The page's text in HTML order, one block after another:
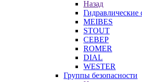
Назад
Гидравлические
MEIBES
STOUT
СЕВЕР
ROMER
DIAL
WESTER
Группы безопасности